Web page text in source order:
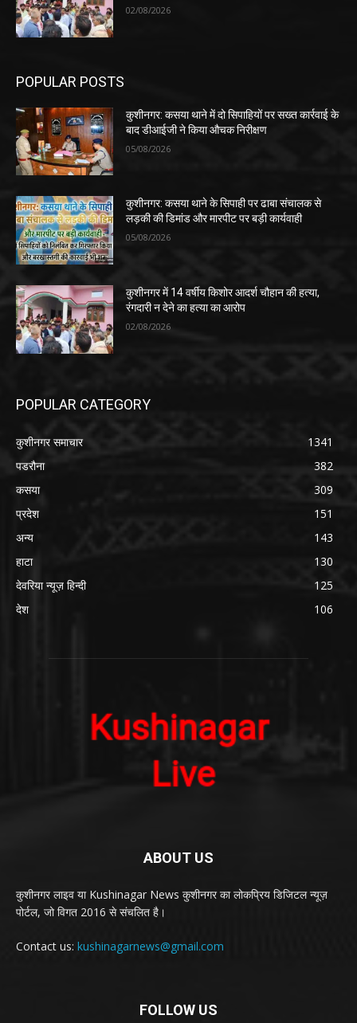
02/08/2026
POPULAR POSTS
कुशीनगर: कसया थाने में दो सिपाहियों पर सख्त कार्रवाई के
बाद डीआईजी ने किया औचक निरीक्षण
05/08/2026
कुशीनगर: कसया थाने के सिपाही पर ढाबा संचालक से
लड़की की डिमांड और मारपीट पर बड़ी कार्यवाही
05/08/2026
कुशीनगर में 14 वर्षीय किशोर आदर्श चौहान की हत्या,
रंगदारी न देने का हत्या का आरोप
02/08/2026
POPULAR CATEGORY
कुशीनगर समाचार
1341
पडरौना
382
कसया
309
प्रदेश
151
अन्य
143
हाटा
130
देवरिया न्यूज़ हिन्दी
125
देश
106
ABOUT US
कुशीनगर लाइव या Kushinagar News कुशीनगर का लोकप्रिय डिजिटल न्यूज़
पोर्टल, जो विगत 2016 से संचलित है।
Contact us: kushinagarnews@gmail.com
FOLLOW US